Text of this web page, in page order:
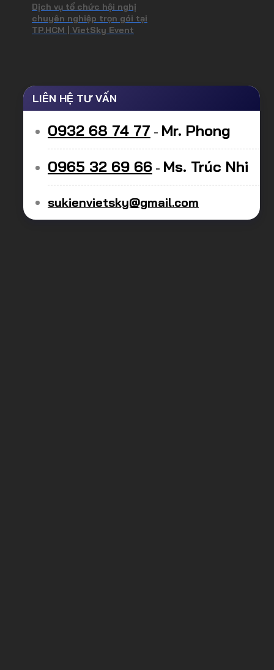
Dịch vụ tổ chức hội nghị
chuyên nghiệp trọn gói tại
TP.HCM | VietSky Event
LIÊN HỆ TƯ VẤN
0932 68 74 77 - Mr. Phong
0965 32 69 66 - Ms. Trúc Nhi
sukienvietsky@gmail.com